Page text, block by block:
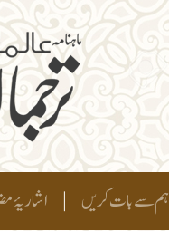
ہم سے بات کریں | اشاریۂ